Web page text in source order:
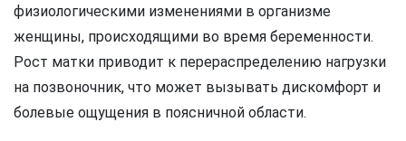
физиологическими изменениями в организме
женщины, происходящими во время беременности.
Рост матки приводит к перераспределению нагрузки
на позвоночник, что может вызывать дискомфорт и
болевые ощущения в поясничной области.